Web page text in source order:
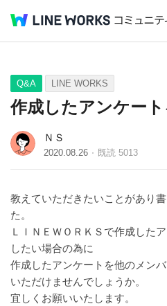
Q&A Tips Ideas
Q&A LINE WORKS
作成したアンケー
ＮＳ
2020.08.26 既読 5013
教えていただきたいことがあり
た。
ＬＩＮＥＷＯＲＫＳで作成した
したい場合の為に
作成したアンケートを他のメン
いただけませんでしょうか。
宜しくお願いいたします。